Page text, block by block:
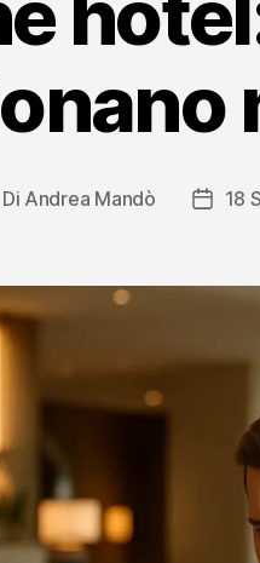
Di Andrea Mandò
Data
18